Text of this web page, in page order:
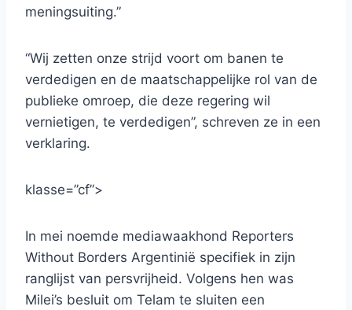
meningsuiting.”
“Wij zetten onze strijd voort om banen te
verdedigen en de maatschappelijke rol van de
publieke omroep, die deze regering wil
vernietigen, te verdedigen”, schreven ze in een
verklaring.
klasse=”cf”>
In mei noemde mediawaakhond Reporters
Without Borders Argentinië specifiek in zijn
ranglijst van persvrijheid. Volgens hen was
Milei’s besluit om Telam te sluiten een